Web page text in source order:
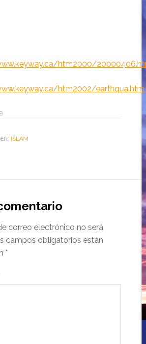
htm2000/
htm2002/earthqua.htm
9
ISLAM
correo electrónico no será
campos obligatorios están
*